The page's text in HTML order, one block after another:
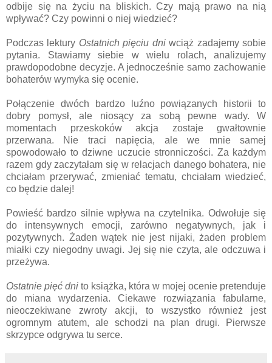
odbije się na życiu na bliskich. Czy mają prawo na nią
wpływać? Czy powinni o niej wiedzieć?
Podczas lektury Ostatnich pięciu dniwciąż zadajemy sobie
pytania. Stawiamy siebie w wielu rolach, analizujemy
prawdopodobne decyzje. A jednocześnie samo zachowanie
bohaterów wymyka się ocenie.
Połączenie dwóch bardzo luźno powiązanych historii to
dobry pomysł, ale niosący za sobą pewne wady. W
momentach przeskoków akcja zostaje gwałtownie
przerwana. Nie traci napięcia, ale we mnie samej
spowodowało to dziwne uczucie stronniczości. Za każdym
razem gdy zaczytałam się w relacjach danego bohatera, nie
chciałam przerywać, zmieniać tematu, chciałam wiedzieć,
co będzie dalej!
Powieść bardzo silnie wpływa na czytelnika. Odwołuje się
do intensywnych emocji, zarówno negatywnych, jak i
pozytywnych. Żaden wątek nie jest nijaki, żaden problem
miałki czy niegodny uwagi. Jej się nie czyta, ale odczuwa i
przeżywa.
Ostatnie pięć dni to książka, która w mojej ocenie pretenduje
do miana wydarzenia. Ciekawe rozwiązania fabularne,
nieoczekiwane zwroty akcji, to wszystko również jest
ogromnym atutem, ale schodzi na plan drugi. Pierwsze
skrzypce odgrywa tu serce.